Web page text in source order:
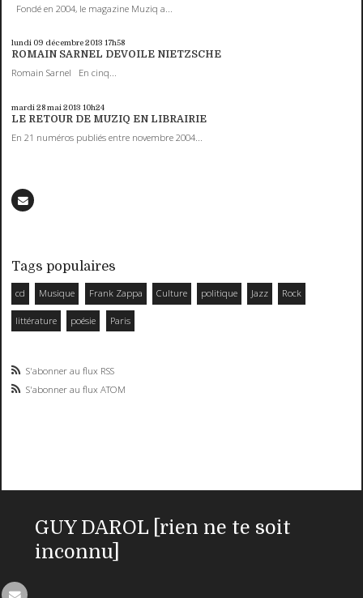
Fondé en 2004, le magazine Muziq a...
lundi 09 décembre 2013 17h58
ROMAIN SARNEL DEVOILE NIETZSCHE
Romain Sarnel En cinq...
mardi 28mai 2013 10h24
LE RETOUR DE MUZIQ EN LIBRAIRIE
En 21 numéros publiés entre novembre 2004...
Tags populaires
cd Musique Frank Zappa Culture politique Jazz Rock
littérature poésie Paris
S'abonner au flux RSS
S'abonner au flux ATOM
GUY DAROL [rien ne te soit
inconnu]